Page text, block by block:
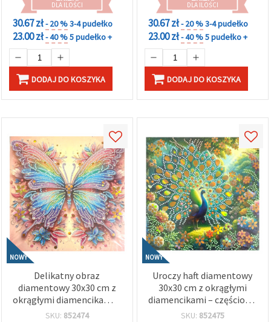
DLA ILOŚCI
30.67 zł- 20 %3-4 pudełko
23.00 zł- 40 %5 pudełko +
DODAJ DO KOSZYKA
DLA ILOŚCI
30.67 zł- 20 %3-4 pudełko
23.00 zł- 40 %5 pudełko +
DODAJ DO KOSZYKA
NOWY
Delikatny obraz
diamentowy 30x30 cm z
okrągłymi diamencikami –
częściowe wyklejanie,
SKU: 852474
NOWY
Uroczy haft diamentowy
30x30 cm z okrągłymi
diamencikami – częściowe
wyklejanie Magiczne
SKU: 852475